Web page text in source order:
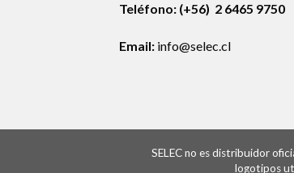
Teléfono: (+56) 2 6465 9750
Email: info@selec.cl
SELEC no es distribuidor
logotipos